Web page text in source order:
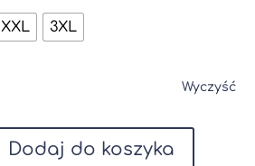
XXL 3XL
Wyczyść
Dodaj do koszyka